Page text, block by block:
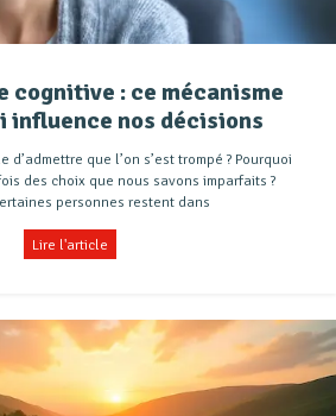
cognitive : ce mécanisme
influence nos décisions
que l’on s’est trompé ? Pourquoi
des choix que nous savons imparfaits ?
personnes restent dans
Lire l'article